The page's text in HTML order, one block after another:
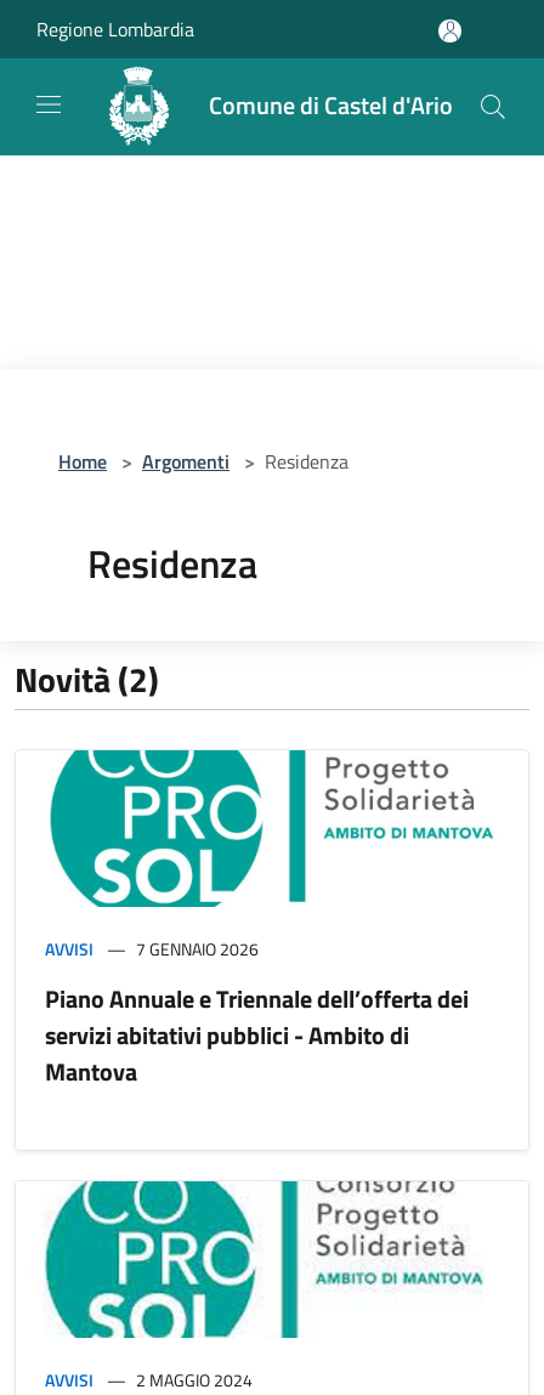
Regione Lombardia
Comune di Castel d'Ario
Home > Argomenti > Residenza
Residenza
Novità (2)
AVVISI 7 GENNAIO 2026
Piano Annuale e Triennale dell’offerta dei
servizi abitativi pubblici - Ambito di
Mantova
AVVISI 2 MAGGIO 2024